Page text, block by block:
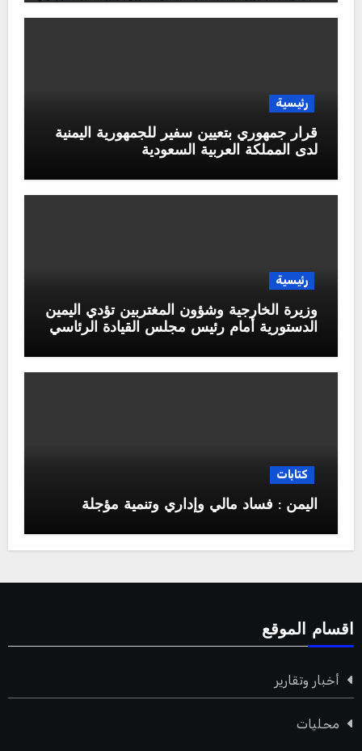
رئيسية
قرار جمهوري بتعيين سفير للجمهورية اليمنية
لدى المملكة العربية السعودية
رئيسية
وزيرة الخارجية وشؤون المغتربين تؤدي اليمين
الدستورية أمام رئيس مجلس القيادة الرئاسي
كتابات
اليمن : فساد مالي وإداري وتنمية مؤجلة
اقسام الموقع
أخبار وتقارير
محليات